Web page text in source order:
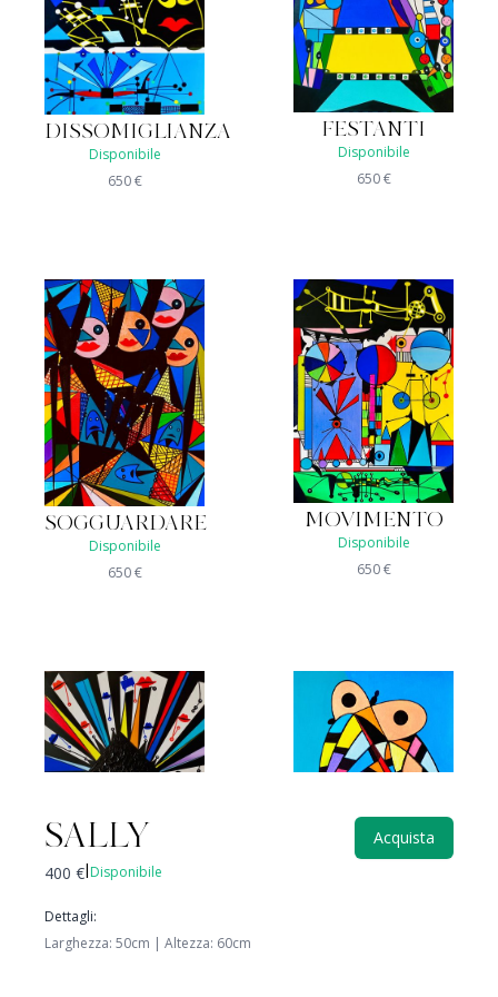
SALLY
Acquista
400 € Disponibile
Dettagli:
Larghezza: 50cm | Altezza: 60cm
DISSOMIGLIANZA
Disponibile
650€
FESTANTI
Disponibile
650€
SOGGUARDARE
Disponibile
650€
MOVIMENTO
Disponibile
650€
CELATO